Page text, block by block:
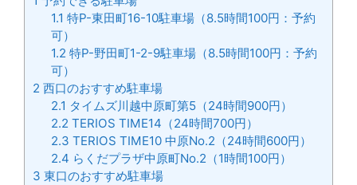
1.1 特P-東田町16-10駐車場（8.5時間100円：予約
可）
1.2 特P-野田町1-2-9駐車場（8.5時間100円：予約
可）
2 西口のおすすめ駐車場
2.1 タイムズ川越中原町第5（24時間900円）
2.2 TERIOS TIME14（24時間700円）
2.3 TERIOS TIME10 中原No.2（24時間600円）
2.4 らくだプラザ中原町No.2（1時間100円）
3 東口のおすすめ駐車場